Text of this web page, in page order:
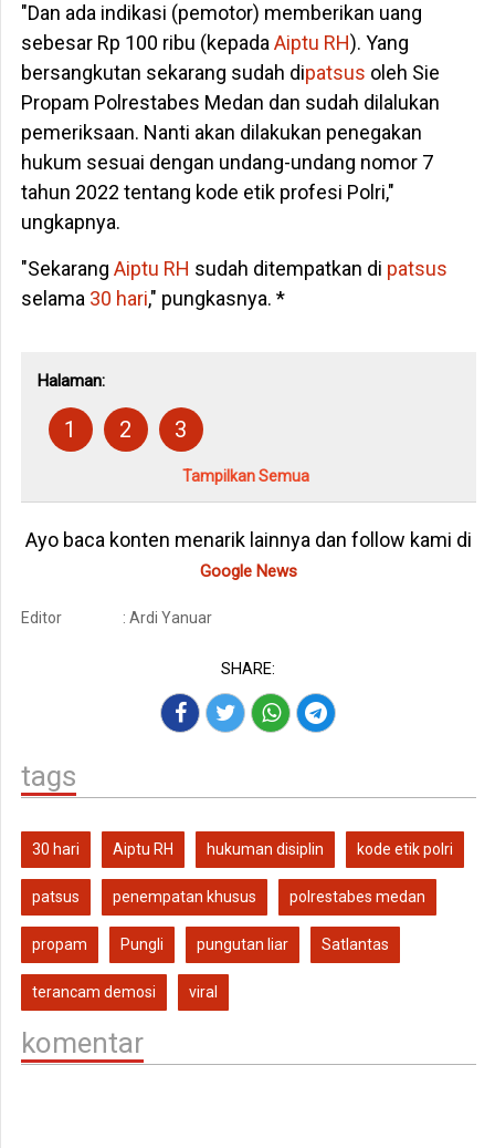
"Dan ada indikasi (pemotor) memberikan uang
sebesar Rp 100 ribu (kepada Aiptu RH). Yang
bersangkutan sekarang sudah dipatsus oleh Sie
Propam Polrestabes Medan dan sudah dilalukan
pemeriksaan. Nanti akan dilakukan penegakan
hukum sesuai dengan undang-undang nomor 7
tahun 2022 tentang kode etik profesi Polri,"
ungkapnya.
"Sekarang Aiptu RH sudah ditempatkan di patsus
selama 30 hari," pungkasnya. *
Halaman:
1 2 3
Tampilkan Semua
Ayo baca konten menarik lainnya dan follow kami di
Google News
Editor : Ardi Yanuar
SHARE:
tags
30 hari Aiptu RH hukuman disiplin kode etik polri
patsus penempatan khusus polrestabes medan
propam Pungli pungutan liar Satlantas
terancam demosi viral
komentar